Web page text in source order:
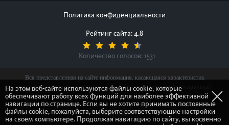
Политика конфиденциальности
Рейтинг сайта: 4.8
Количество голосов: 1531
Вся представленная на сайте информация, касающаяся характеристик
продуктов, наличия на складе, стоимости товаров, носит информационный
характер и ни при каких условиях не является публичной офертой,
определяемой положениями Статьи 437(2) Гражданского кодекса Российской
Федерации.
На этом веб-сайте используются файлы cookie, которые
обеспечивают работу всех функций для наиболее эффективной
навигации по странице. Если вы не хотите принимать постоянные
файлы cookie, пожалуйста, выберите соответствующие настройки
на своем компьютере. Продолжая навигацию по сайту, вы косвенно